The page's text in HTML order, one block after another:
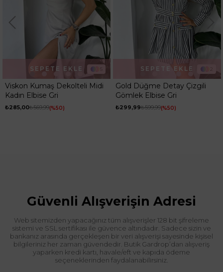
Viskon Kumaş Dekolteli Midi
Kadın Elbise Gri
₺285,00₺569,99 %50
SEPETE EKLE
Gold Düğme Detay Çizgili
Gömlek Elbise Gri
₺299,99₺599,99 %50
SEPETE EKLE
Güvenli Alışverişin Adresi
Web sitemizden yapacağınız tüm alışverişler 128 bit şifreleme
sistemi ve SSL sertifikası ile güvence altındadır. Sadece sizin ve
bankanız arasında gerçekleşen bir veri alışverişi sayesinde kişisel
bilgileriniz her zaman güvendedir. Butik Gardrop’dan alışveriş
yaparken kredi kartı, havale/eft ve kapıda ödeme
seçeneklerinden faydalanabilirsiniz.